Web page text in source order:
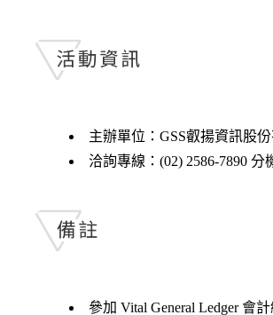
主辦單位：GSS叡揚資訊股
洽詢專線：(02) 2586-7890 分
參加 Vital General Ledger 會